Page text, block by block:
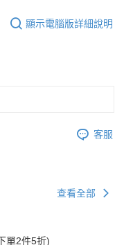
顯示電腦版詳細說明
客服
查看全部
單2件5折)